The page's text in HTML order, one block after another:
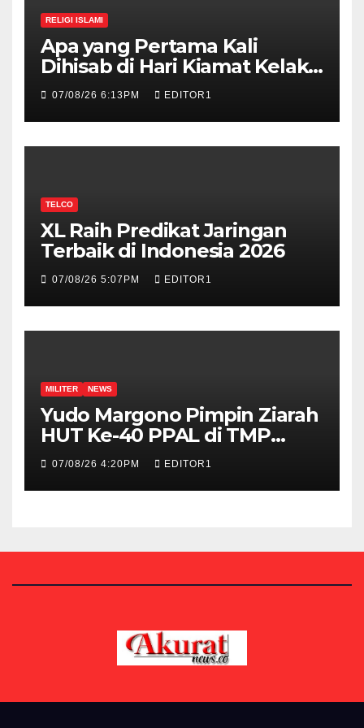
RELIGI ISLAMI
Apa yang Pertama Kali
Dihisab di Hari Kiamat Kelak?,
Ini Jawabannya!
07/08/26 6:13PM EDITOR1
TELCO
XL Raih Predikat Jaringan
Terbaik di Indonesia 2026
07/08/26 5:07PM EDITOR1
MILITER NEWS
Yudo Margono Pimpin Ziarah
HUT Ke-40 PPAL di TMP
Kalibata
07/08/26 4:20PM EDITOR1